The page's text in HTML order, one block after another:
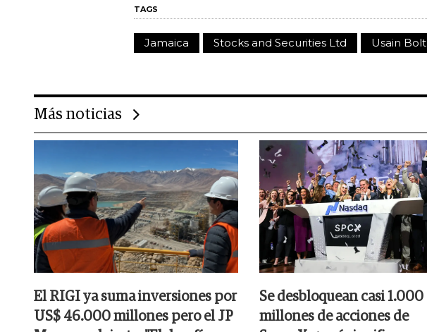
TAGS
Jamaica Stocks and Securities Ltd Usain Bolt
Más noticias
El RIGI ya suma inversiones por
US$ 46.000 millones pero el JP
Se desbloquean casi 1.000
millones de acciones de